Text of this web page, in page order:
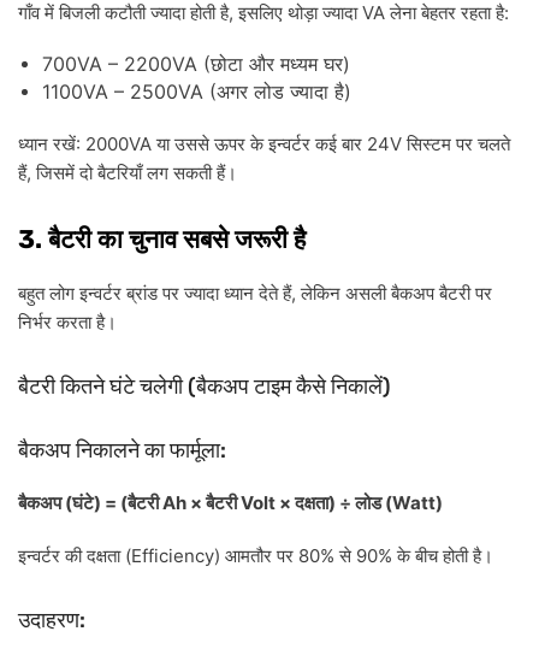
गाँव में बिजली कटौती ज्यादा होती है,इसलिए थोड़ा ज्यादाVAलेना बेहतर रहता है:
700VA – 2200VA (छोटा और मध्यम घर)
1100VA – 2500VA (अगर लोड ज्यादा है)
ध्यान रखें: 2000VAया उससे ऊपर के इन्वर्टर कई बार 24Vसिस्टम पर चलते
हैं,जिसमें दो बैटरियाँ लग सकती हैं।
3.बैटरी का चुनाव सबसे जरूरी है
बहुत लोग इन्वर्टर ब्रांड पर ज्यादा ध्यान देते हैं,लेकिन असली बैकअप बैटरी पर
निर्भर करता है।
बैटरी कितने घंटे चलेगी(बैकअप टाइम कैसे निकालें)
बैकअप निकालने का फार्मूला:
बैकअप(घंटे) = (बैटरीAh ×बैटरीVolt ×दक्षता) ÷लोड(Watt)
इन्वर्टर की दक्षता(Efficiency) आमतौर पर 80%से90%के बीच होती है।
उदाहरण: